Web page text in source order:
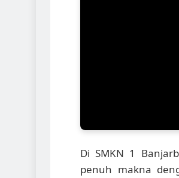
Di SMKN 1
penuh makna